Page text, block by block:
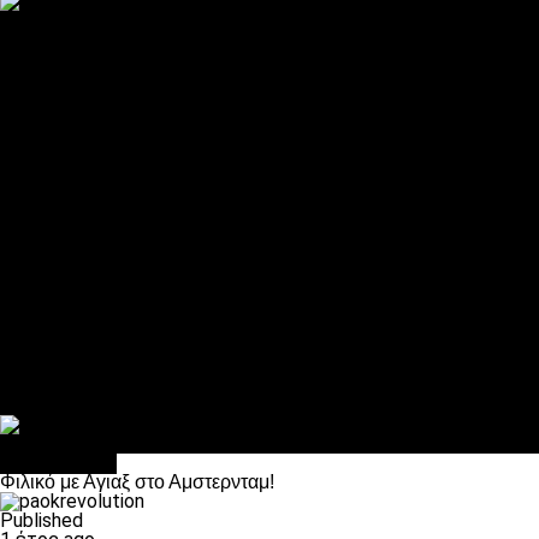
Φιλικό με Αγιαξ στο Αμστερνταμ!
Published